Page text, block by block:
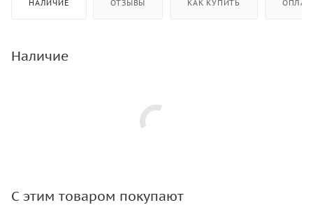
НАЛИЧИЕ ОТЗЫВЫ КАК КУПИТЬ
Наличие
С этим товаром покупают